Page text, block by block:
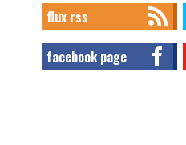
flux rss
facebook page